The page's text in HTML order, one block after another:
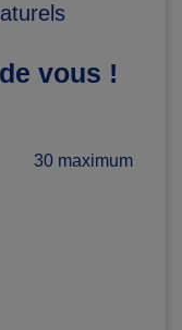
vous !
30 maximum